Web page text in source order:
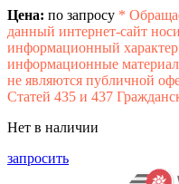
Цена: по запросу *
данный интернет-сайт
информационный
информационные
не являются публичной
Статей 435 и 437
Нет в наличии
запросить